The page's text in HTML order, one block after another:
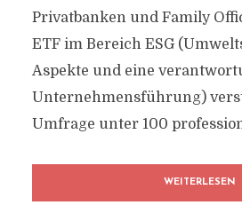
Privatbanken und Family
ETF im Bereich ESG
Aspekte und eine
Unternehmensführung)
Umfrage unter 100
WEITERLESEN